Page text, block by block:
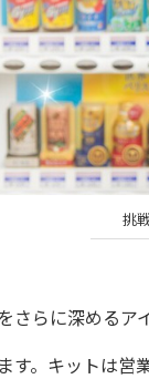
挑
さらに深める
す。キットは営